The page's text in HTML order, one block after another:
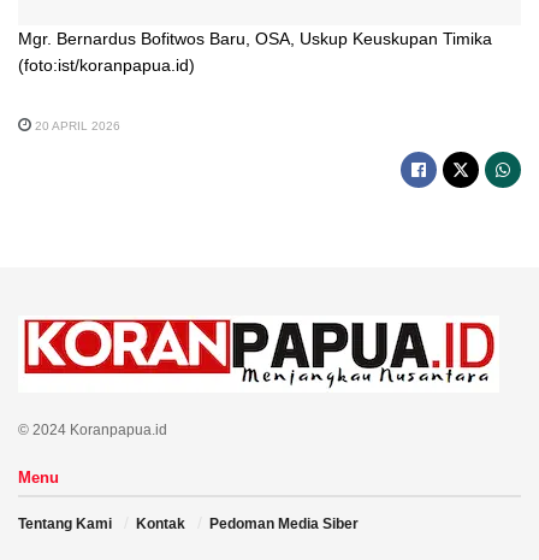
Mgr. Bernardus Bofitwos Baru, OSA, Uskup Keuskupan Timika
(foto:ist/koranpapua.id)
20 APRIL 2026
© 2024 Koranpapua.id
Menu
Tentang Kami Kontak Pedoman Media Siber